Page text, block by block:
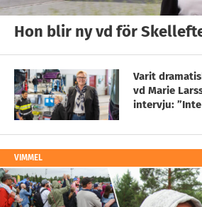
Hon blir ny vd för
Varit
vd Marie
intervju:
VIMMEL